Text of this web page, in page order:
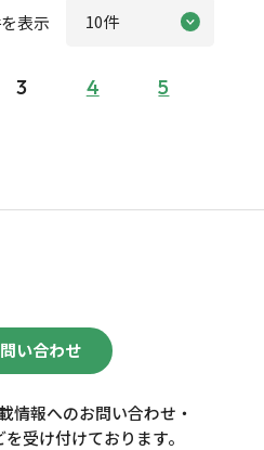
表示
3 4 5
い合わせ
情報へのお問い合わせ・
受け付けております。